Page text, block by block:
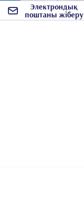
Электрондық
поштаны жіберу